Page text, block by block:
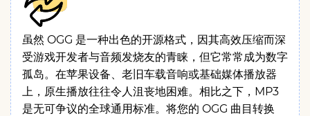
虽然 OGG 是一种出色的开源格式，因其高效压缩而深
受游戏开发者与音频发烧友的青睐，但它常常成为数字
孤岛。在苹果设备、老旧车载音响或基础媒体播放器
上，原生播放往往令人沮丧地困难。相比之下，MP3
是无可争议的全球通用标准。将您的 OGG 曲目转换